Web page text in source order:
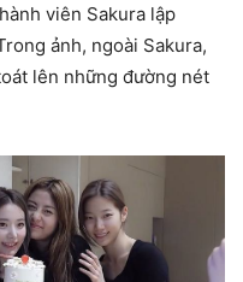
viên Sakura lập
ảnh, ngoài Sakura,
lên những đường nét